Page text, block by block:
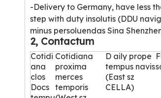
-Delivery to Germany, have less
step with duty insolutis (DDU
minus persoluendas Sina
2, Contactum
Cotidi
ana
clos
Docs
Cotidiana
proxima
merces
temporis
D aily prope
tempus navis
(East sz
CELLA)